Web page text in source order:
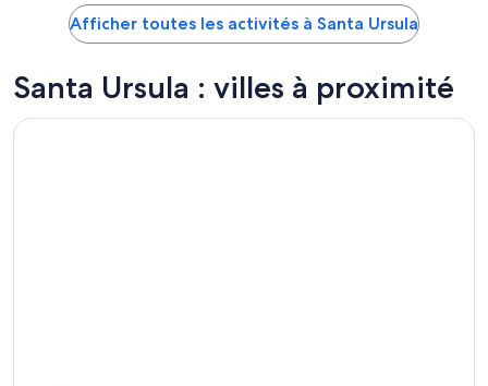
Afficher toutes les activités à Santa Ursula
Santa Ursula : villes à proximité